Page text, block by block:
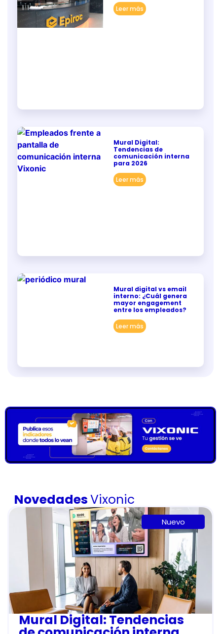
Leer más
Mural Digital:
Tendencias de
comunicación interna
para 2026
Leer más
Mural digital vs email
interno: ¿Cuál genera
mayor engagement
entre los empleados?
Leer más
NovedadesVixonic
Nuevo
Mural Digital: Tendencias